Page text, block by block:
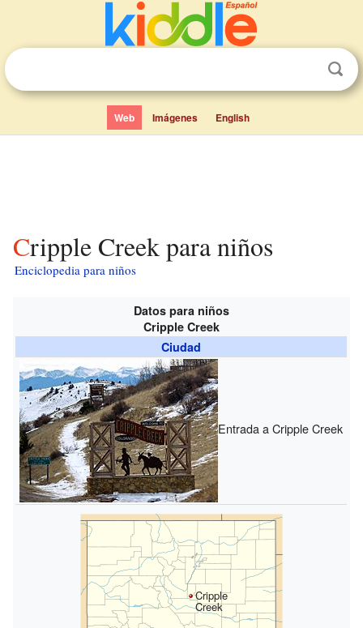
Web Imágenes English
Cripple Creek para niños
Enciclopedia para niños
Datos para niños
Cripple Creek
Ciudad
Entrada a Cripple Creek
Cripple
Creek